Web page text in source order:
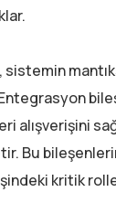
sistemin
Entegrasyon
alışverişini
Bu
kritik